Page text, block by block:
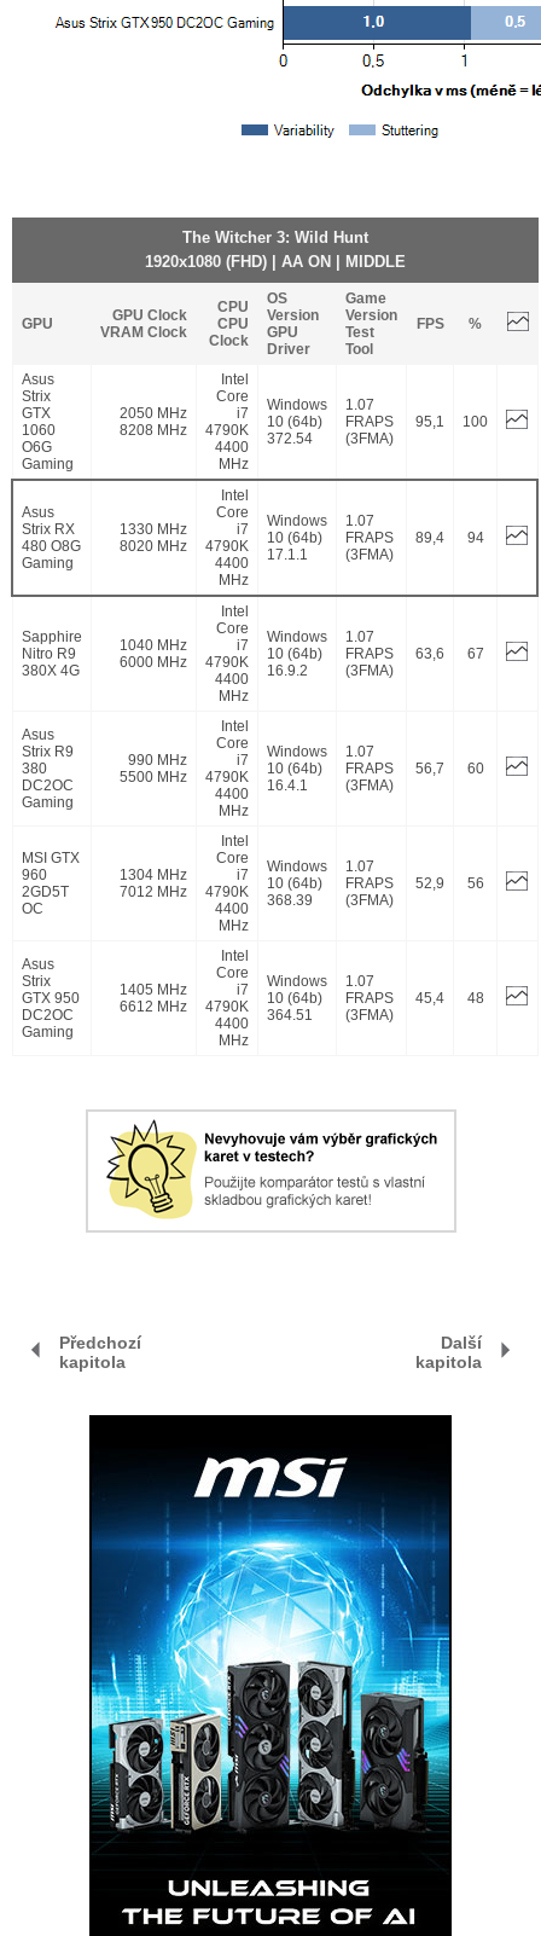
The Witcher 3: Wild Hunt
1920x1080 (FHD) | AA ON | MIDDLE
GPU
GPU Clock
VRAM Clock
CPU
CPU
Clock
OS
Version
GPU
Driver
Game
Version
Test
Tool
FPS %
Asus
Strix
GTX
1060
O6G
Gaming
2050 MHz
8208 MHz
Intel
Core
i7
4790K
4400
MHz
Windows
10 (64b)
372.54
1.07
FRAPS
(3FMA)
95,1 100
Asus
Strix RX
480 O8G
Gaming
1330 MHz
8020 MHz
Intel
Core
i7
4790K
4400
MHz
Windows
10 (64b)
17.1.1
1.07
FRAPS
(3FMA)
89,4 94
Sapphire
Nitro R9
380X 4G
1040 MHz
6000 MHz
Intel
Core
i7
4790K
4400
MHz
Windows
10 (64b)
16.9.2
1.07
FRAPS
(3FMA)
63,6 67
Asus
Strix R9
380
DC2OC
Gaming
990 MHz
5500 MHz
Intel
Core
i7
4790K
4400
MHz
Windows
10 (64b)
16.4.1
1.07
FRAPS
(3FMA)
56,7 60
MSI GTX
960
2GD5T
OC
1304 MHz
7012 MHz
Intel
Core
i7
4790K
4400
MHz
Windows
10 (64b)
368.39
1.07
FRAPS
(3FMA)
52,9 56
Asus
Strix
GTX 950
DC2OC
Gaming
1405 MHz
6612 MHz
Intel
Core
i7
4790K
4400
MHz
Windows
10 (64b)
364.51
1.07
FRAPS
(3FMA)
45,4 48
Předchozí
kapitola
Další
kapitola